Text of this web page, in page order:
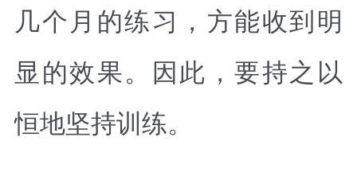
几个月的练习，方能收到明
显的效果。因此，要持之以
恒地坚持训练。